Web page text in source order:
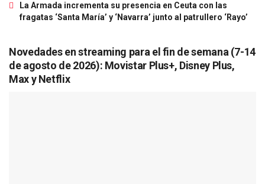
La Armada incrementa su presencia en Ceuta con las
fragatas ‘Santa María’ y ‘Navarra’ junto al patrullero ‘Rayo’
Novedades en streaming para el fin de semana (7-14
de agosto de 2026): Movistar Plus+, Disney Plus,
Max y Netflix